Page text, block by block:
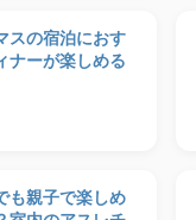
スの宿泊におす
ナーが楽しめる
も親子で楽しめ